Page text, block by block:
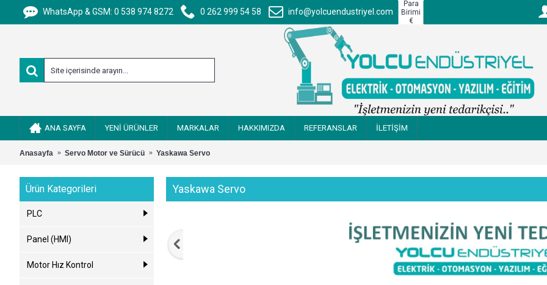
WhatsApp & GSM: 0 538 974 8272 0 262 999 54 58 info@yolcuendustriyel.com
Para
Birimi
€
ANA SAYFA YENİ ÜRÜNLER MARKALAR HAKKIMIZDA REFERANSLAR İLETİŞİM
Anasayfa Servo Motor ve Sürücü Yaskawa Servo
Ürün Kategorileri
PLC
Panel (HMI)
Motor Hız Kontrol
Yaskawa Servo